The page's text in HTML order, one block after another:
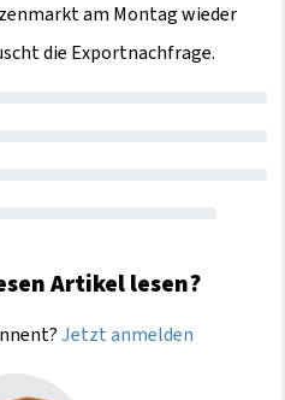
am Montag wieder
die Exportnachfrage.
Artikel lesen?
Jetzt anmelden